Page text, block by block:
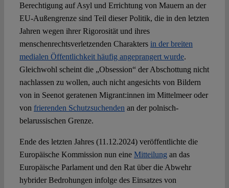
Berechtigung auf Asyl und Errichtung von Mauern an der
EU-Außengrenze sind Teil dieser Politik, die in den letzten
Jahren wegen ihrer Rigorosität und ihres
menschenrechtsverletzenden Charakters in der breiten
medialen Öffentlichkeit häufig angeprangert wurde.
Gleichwohl scheint die „Obsession“ der Abschottung nicht
nachlassen zu wollen, auch nicht angesichts von Bildern
von in Seenot geratenen Migrant:innen im Mittelmeer oder
von frierenden Schutzsuchenden an der polnisch-
belarussischen Grenze.
Ende des letzten Jahres (11.12.2024) veröffentlichte die
Europäische Kommission nun eine Mitteilung an das
Europäische Parlament und den Rat über die Abwehr
hybrider Bedrohungen infolge des Einsatzes von